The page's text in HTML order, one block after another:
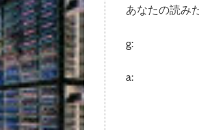
e
あなたの読み
g:
a: